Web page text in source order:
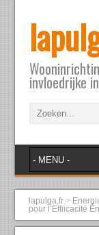
invloedrijke
lapulga.fr >
pour l’Effiicacité